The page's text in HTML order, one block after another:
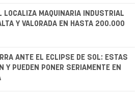
LOCALIZA MAQUINARIA INDUSTRIAL
Y VALORADA EN HASTA 200.000
ANTE EL ECLIPSE DE SOL: ESTAS
Y PUEDEN PONER SERIAMENTE EN